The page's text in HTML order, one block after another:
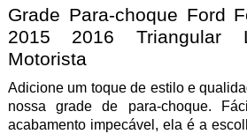
Grade Para-choque Ford
2015 2016 Triangular
Motorista
Adicione um toque de estilo e
nossa grade de para-choque.
acabamento impecável, ela é a